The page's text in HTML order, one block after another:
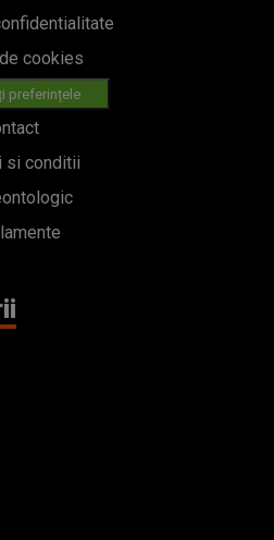
cookies
preferințele
si conditii